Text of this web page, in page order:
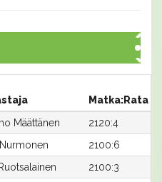
Matka:Rata
Määttänen 2120:4
Nurmonen 2100:6
2100:3